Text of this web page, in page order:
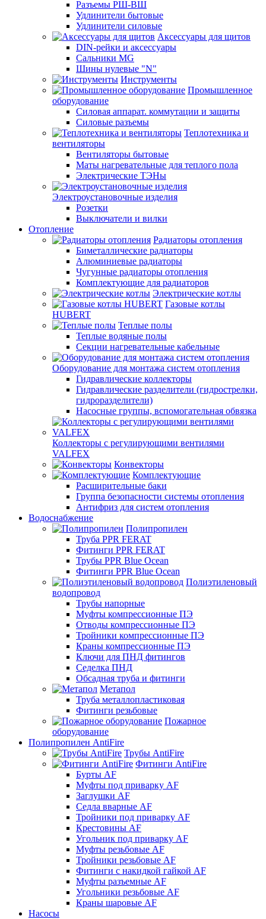
Разъемы РШ-ВШ
Удлинители бытовые
Удлинители силовые
Аксессуары для щитов
DIN-рейки и аксессуары
Сальники MG
Шины нулевые "N"
Инструменты
Промышленное
оборудование
Силовая аппарат. коммутации и защиты
Силовые разъемы
Теплотехника и
вентиляторы
Вентиляторы бытовые
Маты нагревательные для теплого пола
Электрические ТЭНы
Электроустановочные изделия
Розетки
Выключатели и вилки
Отопление
Радиаторы отопления
Биметаллические радиаторы
Алюминиевые радиаторы
Чугунные радиаторы отопления
Комплектующие для радиаторов
Электрические котлы
Газовые котлы
HUBERT
Теплые полы
Теплые водяные полы
Секции нагревательные кабельные
Оборудование для монтажа систем отопления
Гидравлические коллекторы
Гидравлические разделители (гидрострелки,
гидроразделители)
Насосные группы, вспомогательная обвязка
Коллекторы с регулирующими вентилями
VALFEX
Конвекторы
Комплектующие
Расширительные баки
Группа безопасности системы отопления
Антифриз для систем отопления
Водоснабжение
Полипропилен
Труба PPR FERAT
Фитинги PPR FERAT
Трубы PPR Blue Ocean
Фитинги PPR Blue Ocean
Полиэтиленовый
водопровод
Трубы напорные
Муфты компрессионные ПЭ
Отводы компрессионные ПЭ
Тройники компрессионные ПЭ
Краны компрессионные ПЭ
Ключи для ПНД фитингов
Седелка ПНД
Обсадная труба и фитинги
Метапол
Труба металлопластиковая
Фитинги резьбовые
Пожарное
оборудование
Полипропилен AntiFire
Трубы AntiFire
Фитинги AntiFire
Бурты AF
Муфты под приварку AF
Заглушки AF
Седла вварные AF
Тройники под приварку AF
Крестовины AF
Угольник под приварку AF
Муфты резьбовые AF
Тройники резьбовые AF
Фитинги с накидкой гайкой AF
Муфты разъемные AF
Угольники резьбовые AF
Краны шаровые AF
Насосы